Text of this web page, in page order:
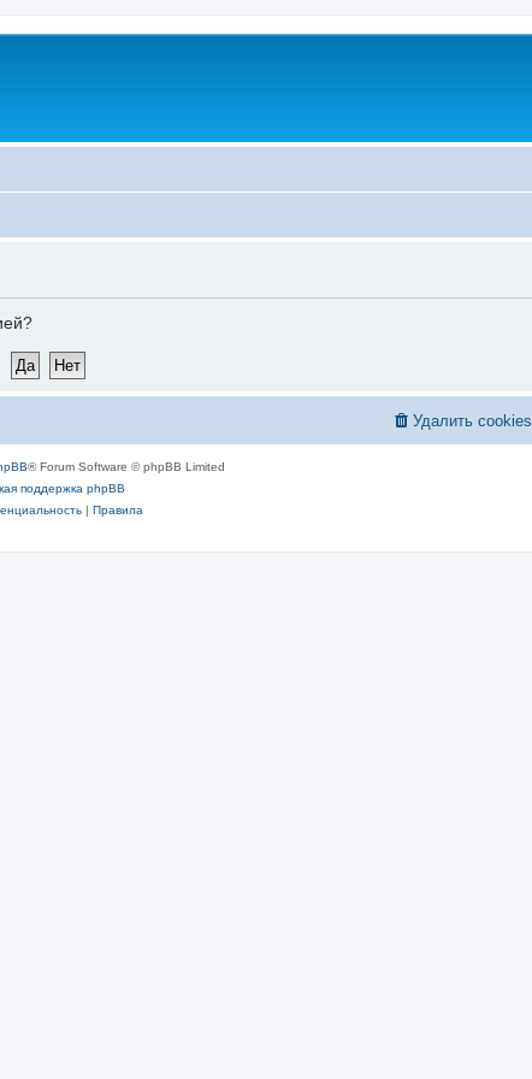
Удалить cookies
® Forum Software © phpBB Limited
поддержка phpBB
| Правила